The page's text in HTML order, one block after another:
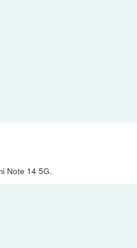
Note 14 5G.